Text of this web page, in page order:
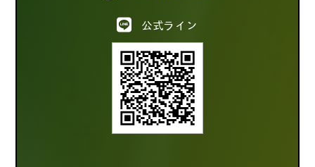
公式ライン